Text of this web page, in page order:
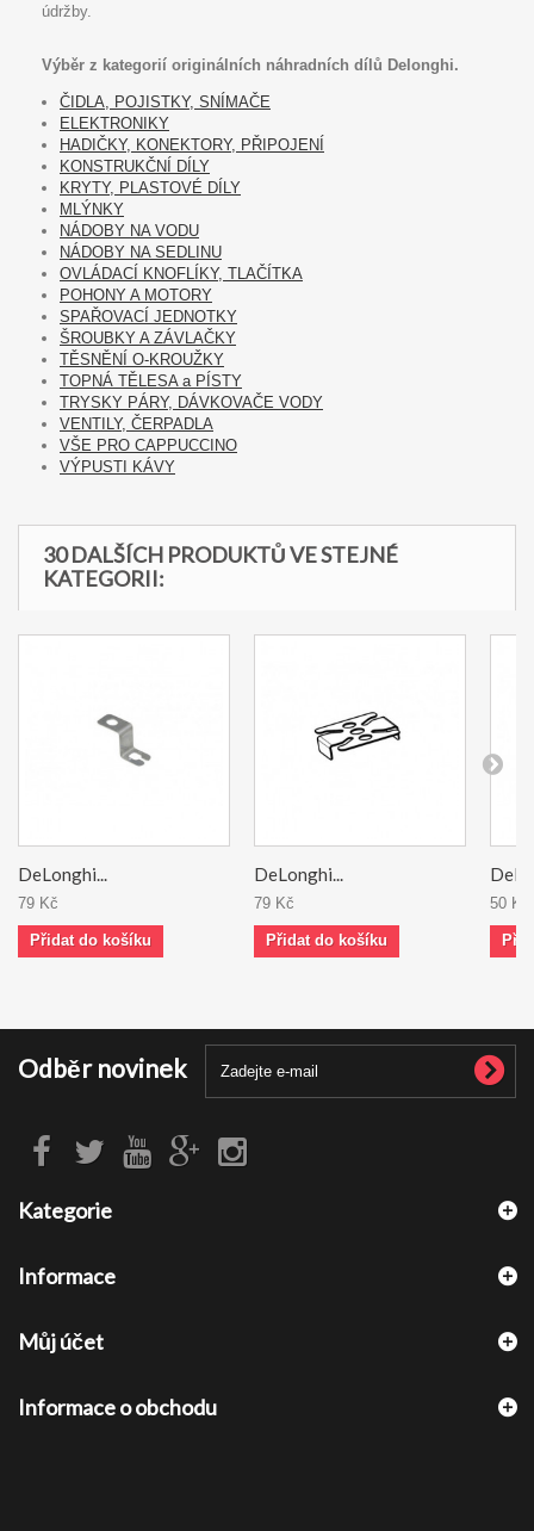
údržby.
Výběr z kategorií originálních náhradních dílů Delonghi.
ČIDLA, POJISTKY, SNÍMAČE
ELEKTRONIKY
HADIČKY, KONEKTORY, PŘIPOJENÍ
KONSTRUKČNÍ DÍLY
KRYTY, PLASTOVÉ DÍLY
MLÝNKY
NÁDOBY NA VODU
NÁDOBY NA SEDLINU
OVLÁDACÍ KNOFLÍKY, TLAČÍTKA
POHONY A MOTORY
SPAŘOVACÍ JEDNOTKY
ŠROUBKY A ZÁVLAČKY
TĚSNĚNÍ O-KROUŽKY
TOPNÁ TĚLESA a PÍSTY
TRYSKY PÁRY, DÁVKOVAČE VODY
VENTILY, ČERPADLA
VŠE PRO CAPPUCCINO
VÝPUSTI KÁVY
30 DALŠÍCH PRODUKTŮ VE STEJNÉ
KATEGORII:
DeLonghi...
79 Kč
Přidat do košíku
DeLonghi...
79 Kč
Přidat do košíku
50 Kč
Odběr novinek
Kategorie
Informace
Můj účet
Informace o obchodu